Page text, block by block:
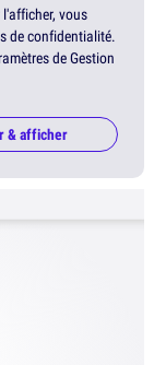
vous
de confidentialité.
de Gestion
& afficher